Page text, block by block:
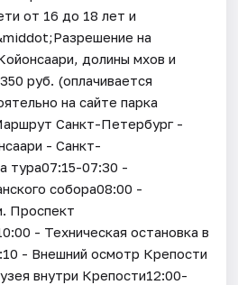
от 16 до 18 лет и
на
долины мхов и
руб. (оплачивается
на сайте парка
Санкт-Петербург -
- Санкт-
тура07:15-07:30 -
собора08:00 -
Проспект
- Техническая остановка в
- Внешний осмотр Крепости
внутри Крепости12:00-